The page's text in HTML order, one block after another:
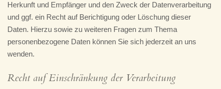
Herkunft und Empfänger und den Zweck der Datenverarbeitung
und ggf. ein Recht auf Berichtigung oder Löschung dieser
Daten. Hierzu sowie zu weiteren Fragen zum Thema
personenbezogene Daten können Sie sich jederzeit an uns
wenden.
Recht auf Einschränkung der Verarbeitung